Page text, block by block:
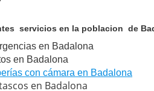
servicios en la poblacion de
en Badalona
en Badalona
con cámara en Badalona
en Badalona